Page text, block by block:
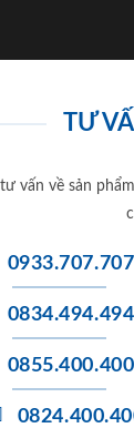
TƯ
vấn về sản
0933.707.707
0834.494.494
0855.400.400